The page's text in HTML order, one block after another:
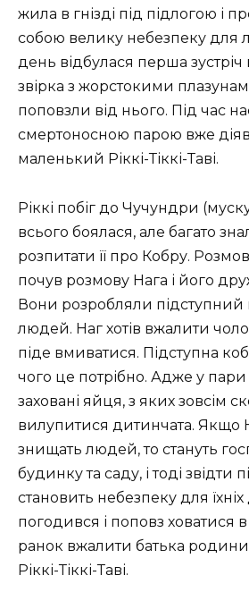
жила в гнізді під підлогою і
собою велику небезпеку для
день відбулася перша
звірка з жорстокими
поповзли від нього. Під час
смертоносною парою вже
маленький Ріккі-Тіккі-Таві.
Ріккі побіг до Чучундри
всього боялася, але багато
розпитати її про Кобру.
почув розмову Нага і його
Вони розробляли підступний
людей. Наг хотів вжалити
піде вмиватися. Підступна
чого це потрібно. Адже у
заховані яйця, з яких зовсім
вилупитися дитинчата. Якщо
знищать людей, то стануть
будинку та саду, і тоді звідти
становить небезпеку для їхніх
погодився і поповз ховатися
ранок вжалити батька
Ріккі-Тіккі-Таві.